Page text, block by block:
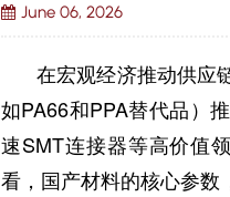
June 06, 2026
在宏观经济推动供应
如PA66和PPA替代品）
速SMT连接器等高价值
看，国产材料的核心参